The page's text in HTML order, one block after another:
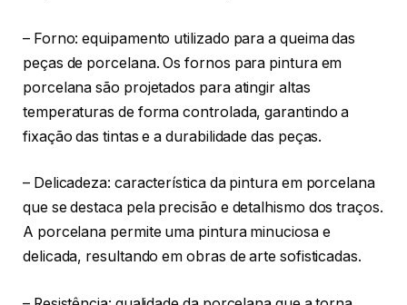
– Forno: equipamento utilizado para a queima das
peças de porcelana. Os fornos para pintura em
porcelana são projetados para atingir altas
temperaturas de forma controlada, garantindo a
fixação das tintas e a durabilidade das peças.
– Delicadeza: característica da pintura em porcelana
que se destaca pela precisão e detalhismo dos traços.
A porcelana permite uma pintura minuciosa e
delicada, resultando em obras de arte sofisticadas.